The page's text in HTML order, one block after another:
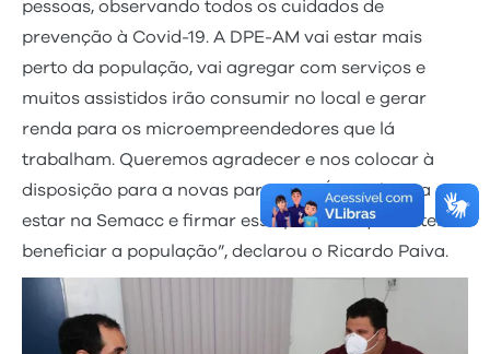
pessoas, observando todos os cuidados de
prevenção à Covid-19. A DPE-AM vai estar mais
perto da população, vai agregar com serviços e
muitos assistidos irão consumir no local e gerar
renda para os microempreendedores que lá
trabalham. Queremos agradecer e nos colocar à
disposição para a novas parcerias. É uma honra
estar na Semacc e firmar essa parceria que só tem a
beneficiar a população”, declarou o Ricardo Paiva.